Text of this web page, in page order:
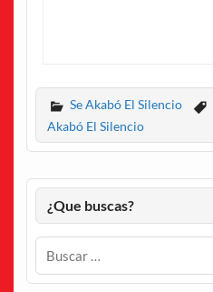
Se Akabó El Silencio
Akabó El Silencio
¿Que buscas?